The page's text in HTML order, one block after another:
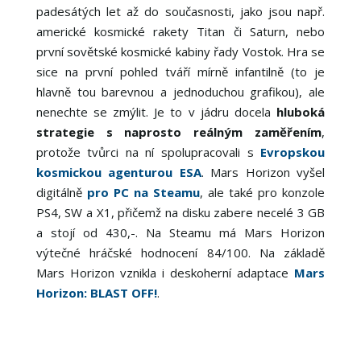
padesátých let až do současnosti, jako jsou např.
americké kosmické rakety Titan či Saturn, nebo
první sovětské kosmické kabiny řady Vostok. Hra se
sice na první pohled tváří mírně infantilně (to je
hlavně tou barevnou a jednoduchou grafikou), ale
nenechte se zmýlit. Je to v jádru docela hluboká
strategie s naprosto reálným zaměřením,
protože tvůrci na ní spolupracovali s Evropskou
kosmickou agenturou ESA. Mars Horizon vyšel
digitálně pro PC na Steamu, ale také pro konzole
PS4, SW a X1, přičemž na disku zabere necelé 3 GB
a stojí od 430,-. Na Steamu má Mars Horizon
výtečné hráčské hodnocení 84/100. Na základě
Mars Horizon vznikla i deskoherní adaptace Mars
Horizon: BLAST OFF!.